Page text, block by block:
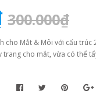
300.000₫
cho Mắt & Môi với cấu trúc
cho mắt, vừa có thể